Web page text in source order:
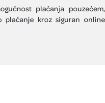
plaćanja pouzećem,
kroz siguran online